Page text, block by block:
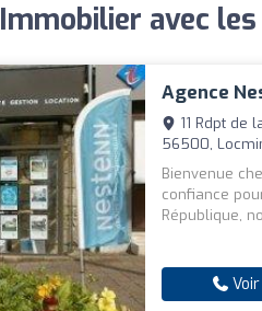
Immobilier avec
Agence
11 Rdpt de
56500,
Bienvenue
confiance
République,